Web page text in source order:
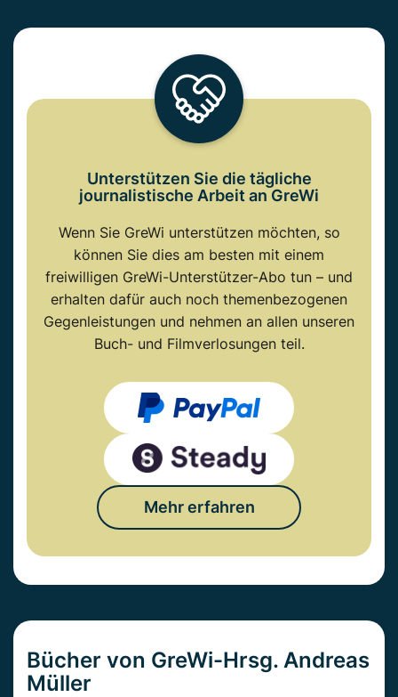
Unterstützen Sie die tägliche
journalistische Arbeit an GreWi
Wenn Sie GreWi unterstützen möchten, so
können Sie dies am besten mit einem
freiwilligen GreWi-Unterstützer-Abo tun – und
erhalten dafür auch noch themenbezogenen
Gegenleistungen und nehmen an allen unseren
Buch- und Filmverlosungen teil.
Mehr erfahren
Bücher von GreWi-Hrsg. Andreas
Müller